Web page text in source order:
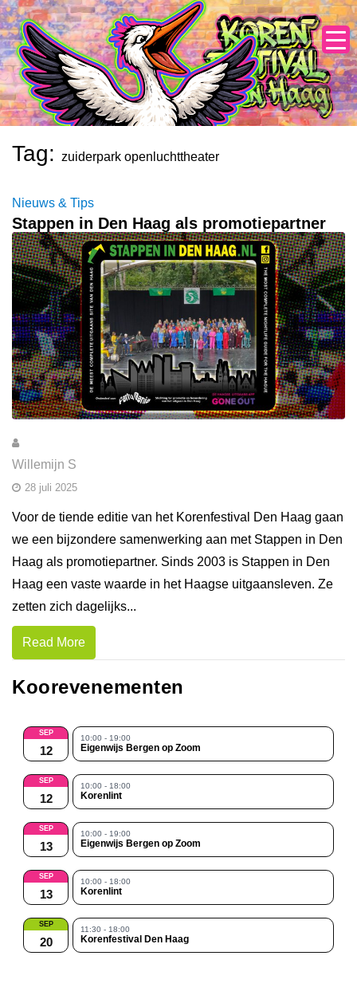
Skip
to
content
Tag: zuiderpark openluchttheater
Nieuws & Tips
Stappen in Den Haag als promotiepartner
Willemijn S
28 juli 2025
Voor de tiende editie van het Korenfestival Den Haag gaan
we een bijzondere samenwerking aan met Stappen in Den
Haag als promotiepartner. Sinds 2003 is Stappen in Den
Haag een vaste waarde in het Haagse uitgaansleven. Ze
zetten zich dagelijks...
Read More
Koorevenementen
SEP
12
10:00 - 19:00
Eigenwijs Bergen op Zoom
SEP
12
10:00 - 18:00
Korenlint
SEP
13
10:00 - 19:00
Eigenwijs Bergen op Zoom
SEP
13
10:00 - 18:00
Korenlint
SEP
20
11:30 - 18:00
Korenfestival Den Haag